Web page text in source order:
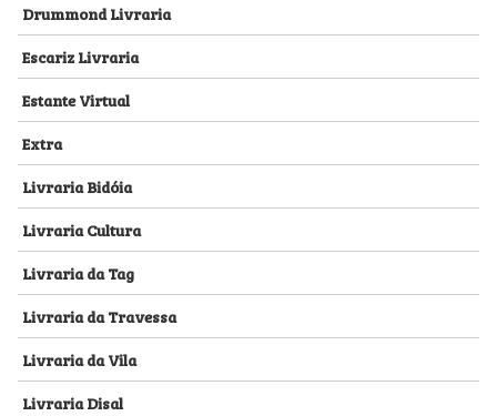
Drummond Livraria
Escariz Livraria
Estante Virtual
Extra
Livraria Bidóia
Livraria Cultura
Livraria da Tag
Livraria da Travessa
Livraria da Vila
Livraria Disal